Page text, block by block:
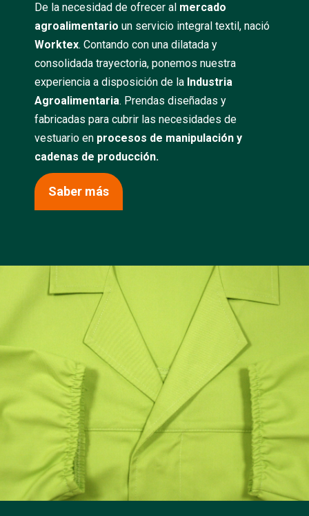
De la necesidad de ofrecer al mercado
agroalimentario un servicio integral textil, nació
Worktex. Contando con una dilatada y
consolidada trayectoria, ponemos nuestra
experiencia a disposición de la Industria
Agroalimentaria. Prendas diseñadas y
fabricadas para cubrir las necesidades de
vestuario en procesos de manipulación y
cadenas de producción.
Saber más